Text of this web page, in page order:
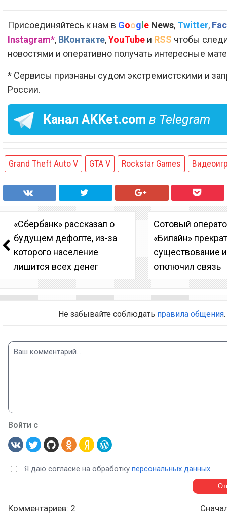
Присоединяйтесь к нам в Google News, Twitter,
Instagram*, ВКонтакте,YouTube и RSS чтобы
новостями и оперативно получать интересные
* Сервисы признаны судом экстремистскими и
России.
Канал AKKet.com в Telegram
Grand Theft Auto V GTA V Rockstar Games
«Сбербанк» рассказал о
будущем дефолте, из-за
которого население
лишится всех денег
Сотовый
«Билайн»
существование и
отключил связь
Не забывайте соблюдать правила общения.
Войти с
Я даю согласие на обработку персональных данных
Комментариев: 2